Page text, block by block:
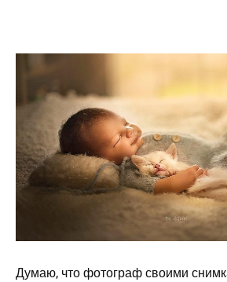
Думаю, что фотограф своими